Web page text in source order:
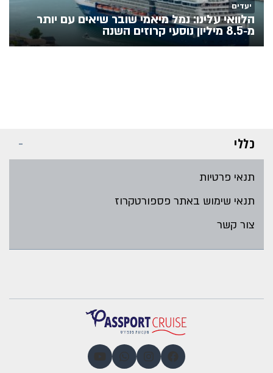
יעדים
הלוואי עלינו: נמל מיאמי שובר שיאים עם יותר
מ‑8.5 מיליון נוסעי קרוזים השנה
כללי
תנאי פרטיות
תנאי שימוש באתר פספורטקרוז
צור קשר